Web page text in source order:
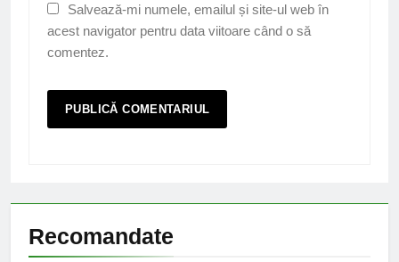
Salvează-mi numele, emailul și site-ul web în
acest navigator pentru data viitoare când o să
comentez.
Recomandate